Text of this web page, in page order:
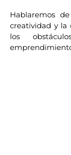
Hablaremos
creatividad y la
los